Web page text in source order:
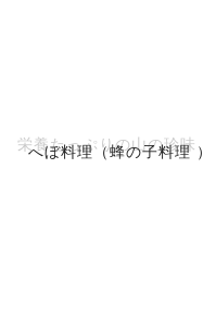
へぼ料理（蜂の子料理 ）
栄養たっぷりの山の珍味